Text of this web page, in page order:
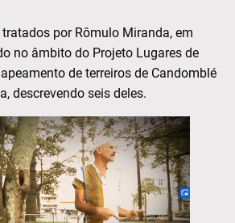
por Rômulo Miranda, em
no âmbito do Projeto Lugares de
de terreiros de Candomblé
descrevendo seis deles.